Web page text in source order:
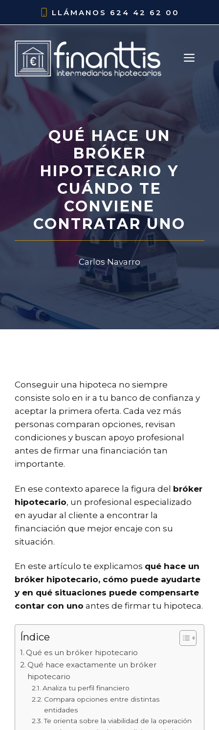
LLÁMANOS 624 42 62 00
QUÉ HACE UN
BRÓKER
HIPOTECARIO Y
CUÁNDO TE
CONVIENE
CONTRATAR UNO
Carlos Navarro
Conseguir una hipoteca no siempre
consiste solo en ir a tu banco de confianza y
aceptar la primera oferta. Cada vez más
personas comparan opciones, revisan
condiciones y buscan apoyo profesional
antes de firmar una financiación tan
importante.
En ese contexto aparece la figura del bróker
hipotecario, un profesional especializado
en ayudar al cliente a encontrar la
financiación que mejor encaje con su
situación.
En este artículo te explicamos qué hace un
bróker hipotecario, cómo puede ayudarte
y en qué situaciones puede compensarte
contar con uno antes de firmar tu hipoteca.
Índice
Qué es un bróker hipotecario
Qué hace exactamente un bróker
hipotecario
Analiza tu perfil financiero
Compara opciones entre distintas
entidades
Te orienta sobre la viabilidad de la operación